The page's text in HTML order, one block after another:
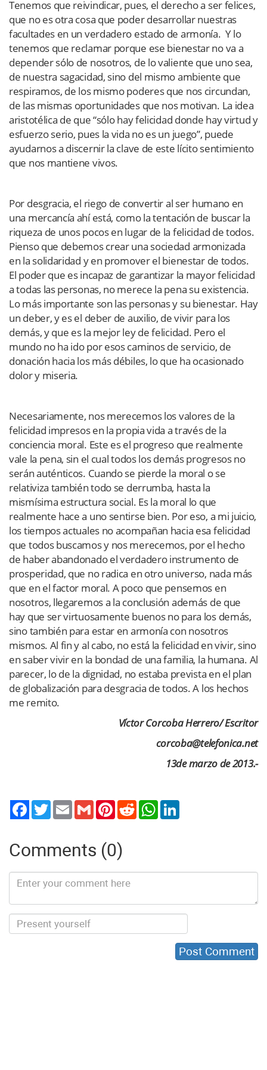
Tenemos que reivindicar, pues, el derecho a ser felices,
que no es otra cosa que poder desarrollar nuestras
facultades en un verdadero estado de armonía. Y lo
tenemos que reclamar porque ese bienestar no va a
depender sólo de nosotros, de lo valiente que uno sea,
de nuestra sagacidad, sino del mismo ambiente que
respiramos, de los mismo poderes que nos circundan,
de las mismas oportunidades que nos motivan. La idea
aristotélica de que “sólo hay felicidad donde hay virtud y
esfuerzo serio, pues la vida no es un juego”, puede
ayudarnos a discernir la clave de este lícito sentimiento
que nos mantiene vivos.
Por desgracia, el riego de convertir al ser humano en
una mercancía ahí está, como la tentación de buscar la
riqueza de unos pocos en lugar de la felicidad de todos.
Pienso que debemos crear una sociedad armonizada
en la solidaridad y en promover el bienestar de todos.
El poder que es incapaz de garantizar la mayor felicidad
a todas las personas, no merece la pena su existencia.
Lo más importante son las personas y su bienestar. Hay
un deber, y es el deber de auxilio, de vivir para los
demás, y que es la mejor ley de felicidad. Pero el
mundo no ha ido por esos caminos de servicio, de
donación hacia los más débiles, lo que ha ocasionado
dolor y miseria.
Necesariamente, nos merecemos los valores de la
felicidad impresos en la propia vida a través de la
conciencia moral. Este es el progreso que realmente
vale la pena, sin el cual todos los demás progresos no
serán auténticos. Cuando se pierde la moral o se
relativiza también todo se derrumba, hasta la
mismísima estructura social. Es la moral lo que
realmente hace a uno sentirse bien. Por eso, a mi juicio,
los tiempos actuales no acompañan hacia esa felicidad
que todos buscamos y nos merecemos, por el hecho
de haber abandonado el verdadero instrumento de
prosperidad, que no radica en otro universo, nada más
que en el factor moral. A poco que pensemos en
nosotros, llegaremos a la conclusión además de que
hay que ser virtuosamente buenos no para los demás,
sino también para estar en armonía con nosotros
mismos. Al fin y al cabo, no está la felicidad en vivir, sino
en saber vivir en la bondad de una familia, la humana. Al
parecer, lo de la dignidad, no estaba prevista en el plan
de globalización para desgracia de todos. A los hechos
me remito.
Víctor Corcoba Herrero/ Escritor
corcoba@telefonica.net
13de marzo de 2013.-
TwitterEmail Gmail PinterestReddit WhatsApp
Comments (0)